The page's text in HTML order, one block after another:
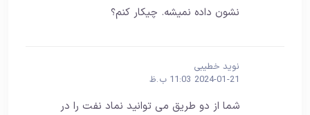
نشون داده نمیشه. چیکار کنم؟
نوید خطیبی
2024-01-21 11:03 ب.ظ
شما از دو طریق می توانید نماد نفت را در